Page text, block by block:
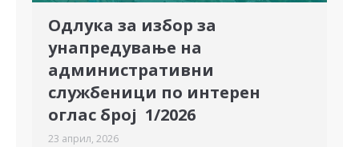
Одлука за избор за
унапредување на
административни
службеници по интерен
оглас број 1/2026
23 април, 2026